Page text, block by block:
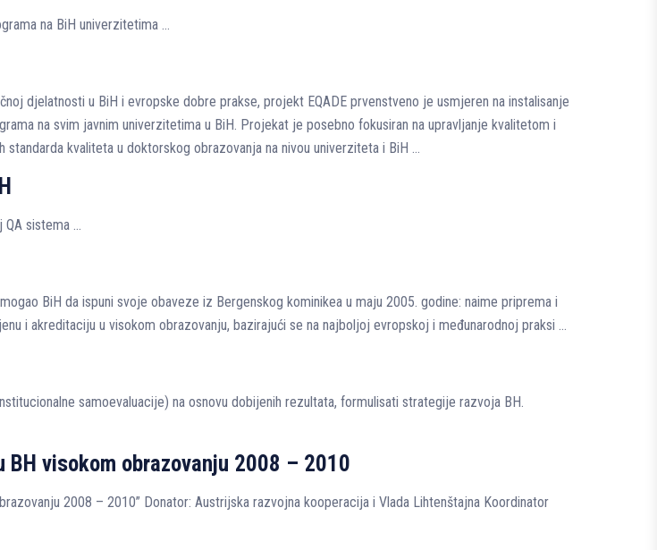
na BiH univerzitetima …
djelatnosti u BiH i evropske dobre prakse, projekt EQADE prvenstveno je usmjeren na instalisanje
na svim javnim univerzitetima u BiH. Projekat je posebno fokusiran na upravljanje kvalitetom i
kvaliteta u doktorskog obrazovanja na nivou univerziteta i BiH …
QA sistema …
BiH da ispuni svoje obaveze iz Bergenskog kominikea u maju 2005. godine: naime priprema i
i akreditaciju u visokom obrazovanju, bazirajući se na najboljoj evropskoj i međunarodnoj praksi …
samoevaluacije) na osnovu dobijenih rezultata, formulisati strategije razvoja BH.
visokom obrazovanju 2008 – 2010
2008 – 2010” Donator: Austrijska razvojna kooperacija i Vlada Lihtenštajna Koordinator